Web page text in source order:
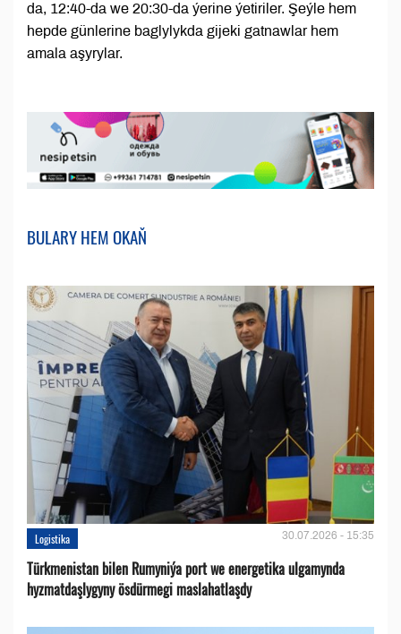
da, 12:40-da we 20:30-da ýerine ýetiriler. Şeýle hem
hepde günlerine baglylykda gijeki gatnawlar hem
amala aşyrylar.
BULARY HEM OKAŇ
Logistika 30.07.2026 - 15:35
Türkmenistan bilen Rumyniýa port we energetika ulgamynda
hyzmatdaşlygyny ösdürmegi maslahatlaşdy